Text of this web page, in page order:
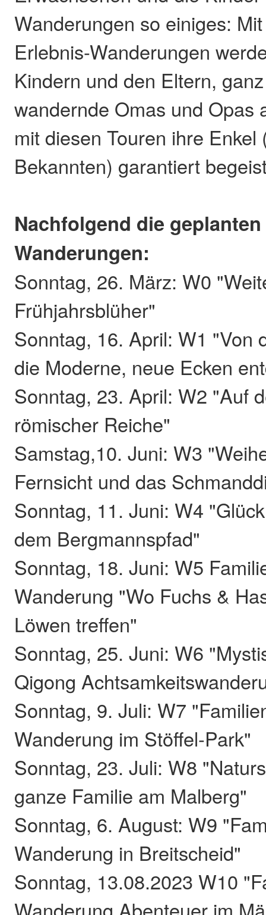
Wanderungen so einiges:
Erlebnis-Wanderungen
Kindern und den Eltern,
wandernde Omas und Opas
mit diesen Touren ihre Enkel
Bekannten) garantiert
Nachfolgend die
Wanderungen:
Sonntag, 26. März: W0
Frühjahrsblüher"
Sonntag, 16. April: W1 "Von
die Moderne, neue Ecken
Sonntag, 23. April: W2 "Auf
römischer Reiche"
Samstag,10. Juni: W3
Fernsicht und das
Sonntag, 11. Juni: W4
dem Bergmannspfad"
Sonntag, 18. Juni: W5
Wanderung "Wo Fuchs &
Löwen treffen"
Sonntag, 25. Juni: W6
Qigong
Sonntag, 9. Juli: W7
Wanderung im Stöffel-Park"
Sonntag, 23. Juli: W8
ganze Familie am Malberg"
Sonntag, 6. August: W9
Wanderung in Breitscheid"
Sonntag, 13.08.2023 W10
Wanderung Abenteuer im